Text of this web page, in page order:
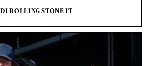
DI ROLLING STONE IT